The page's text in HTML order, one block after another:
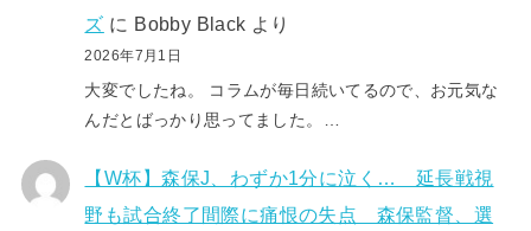
ズ に Bobby Black より
2026年7月1日
大変でしたね。 コラムが毎日続いてるので、お元気な
んだとばっかり思ってました。…
【W杯】森保J、わずか1分に泣く… 延長戦視
野も試合終了間際に痛恨の失点 森保監督、選